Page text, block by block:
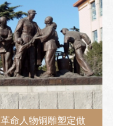
革命人物铜雕塑定做